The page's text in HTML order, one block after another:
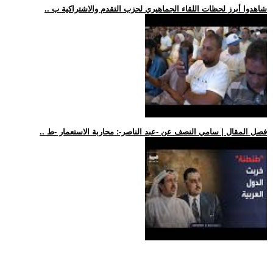
.. شاهدوا أبرز لحظات اللقاء الجماهيري لحزب التقدم والاشتراكية ب
.. فصل المقال | سامي النصف عن -عبد الناصر-: محاربة الاستعمار -ط